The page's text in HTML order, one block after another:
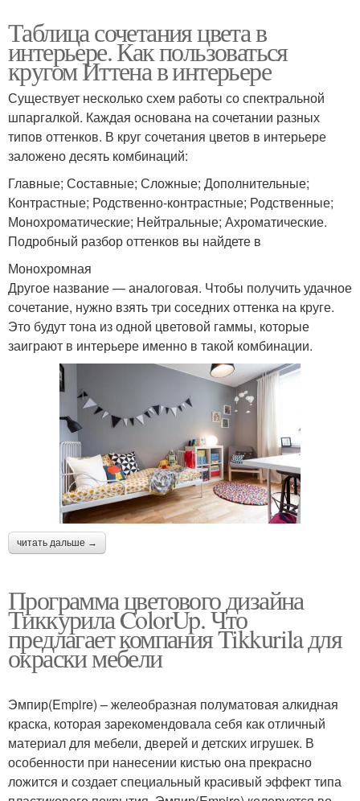
Таблица сочетания цвета в
интерьере. Как пользоваться
кругом Иттена в интерьере
Существует несколько схем работы со спектральной
шпаргалкой. Каждая основана на сочетании разных
типов оттенков. В круг сочетания цветов в интерьере
заложено десять комбинаций:
Главные; Составные; Сложные; Дополнительные;
Контрастные; Родственно-контрастные; Родственные;
Монохроматические; Нейтральные; Ахроматические.
Подробный разбор оттенков вы найдете в
Монохромная
Другое название — аналоговая. Чтобы получить удачное
сочетание, нужно взять три соседних оттенка на круге.
Это будут тона из одной цветовой гаммы, которые
заиграют в интерьере именно в такой комбинации.
читать дальше →
Программа цветового дизайна
Тиккурила ColorUp. Что
предлагает компания Tikkurila для
окраски мебели
Эмпир(Empire) – желеобразная полуматовая алкидная
краска, которая зарекомендовала себя как отличный
материал для мебели, дверей и детских игрушек. В
особенности при нанесении кистью она прекрасно
ложится и создает специальный красивый эффект типа